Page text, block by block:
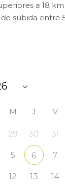
a 18
subida entre
M J V
29 30 31
5 6 7
12 13 14